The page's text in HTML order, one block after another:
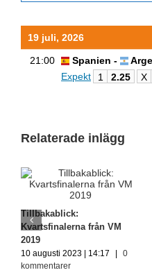
19 juli, 2026
21:00 Spanien -
Expekt
1 2.25 X
Relaterade inlägg
Tillbakablick:
Kvartsfinalerna från VM
2019
10 augusti 2023 | 14:17
0
kommentarer